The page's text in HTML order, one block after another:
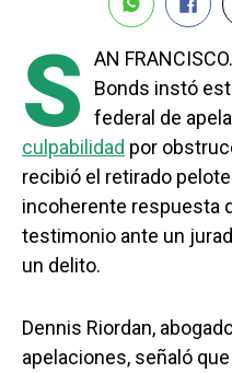
S
AN
Bonds instó
federal de
culpabilidad por
recibió el retirado
incoherente respuesta
testimonio ante un
un delito.
Dennis Riordan,
apelaciones, señaló